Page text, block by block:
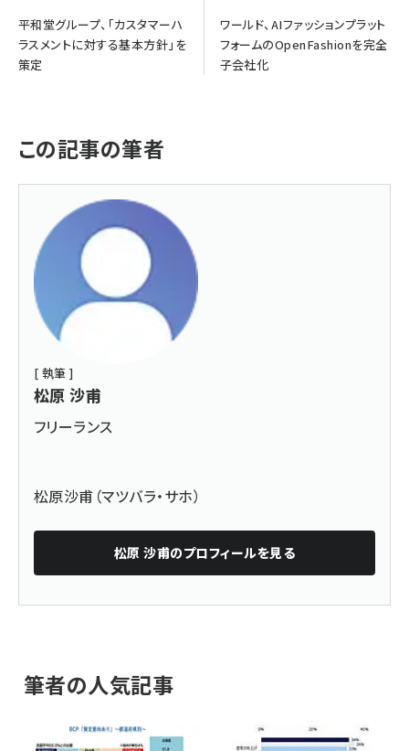
平和堂グループ、「カスタマーハ
ラスメントに対する基本方針」を
策定
ワールド、AIファッションプラット
フォームのOpenFashionを完全
子会社化
この記事の筆者
[ 執筆 ]
松原 沙甫
フリーランス
松原沙甫（マツバラ・サホ）
松原 沙甫のプロフィールを見る
筆者の人気記事